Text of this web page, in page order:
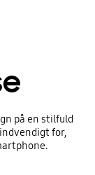
på en stilfuld
for,